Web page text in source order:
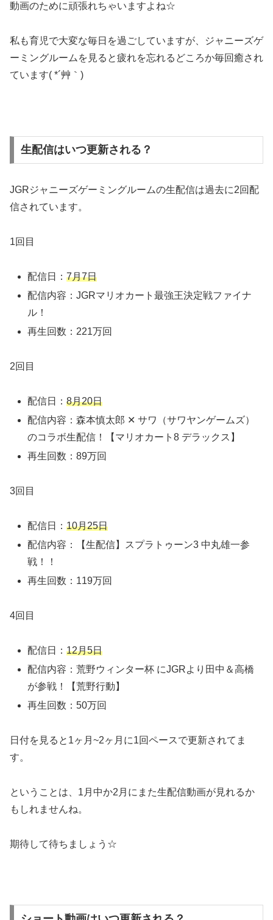
動画のために頑張れちゃいますよね☆
私も育児で大変な毎日を過ごしていますが、ジャニーズゲ
ーミングルームを見ると疲れを忘れるどころか毎回癒され
ています( *´艸｀)
生配信はいつ更新される？
JGRジャニーズゲーミングルームの生配信は過去に2回配
信されています。
1回目
配信日：7月7日
配信内容：JGRマリオカート最強王決定戦ファイナ
ル！
再生回数：221万回
2回目
配信日：8月20日
配信内容：森本慎太郎 ✕ サワ（サワヤンゲームズ）
のコラボ生配信！【マリオカート8 デラックス】
再生回数：89万回
3回目
配信日：10月25日
配信内容：【生配信】スプラトゥーン3 中丸雄一参
戦！！
再生回数：119万回
4回目
配信日：12月5日
配信内容：荒野ウィンター杯 にJGRより田中＆高橋
が参戦！【荒野行動】
再生回数：50万回
日付を見ると1ヶ月~2ヶ月に1回ペースで更新されてま
す。
ということは、1月中か2月にまた生配信動画が見れるか
もしれませんね。
期待して待ちましょう☆